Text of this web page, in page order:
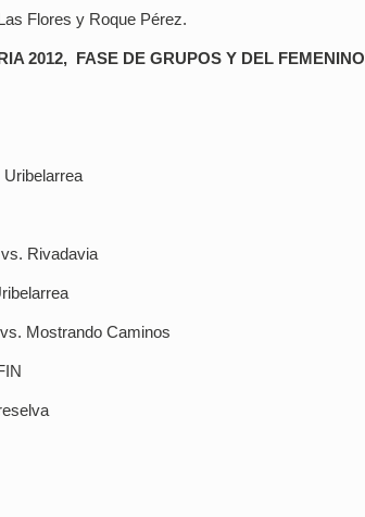
Flores y Roque Pérez.
2012, FASE DE GRUPOS Y DEL FEMENINO
Rivadavia
Mostrando Caminos